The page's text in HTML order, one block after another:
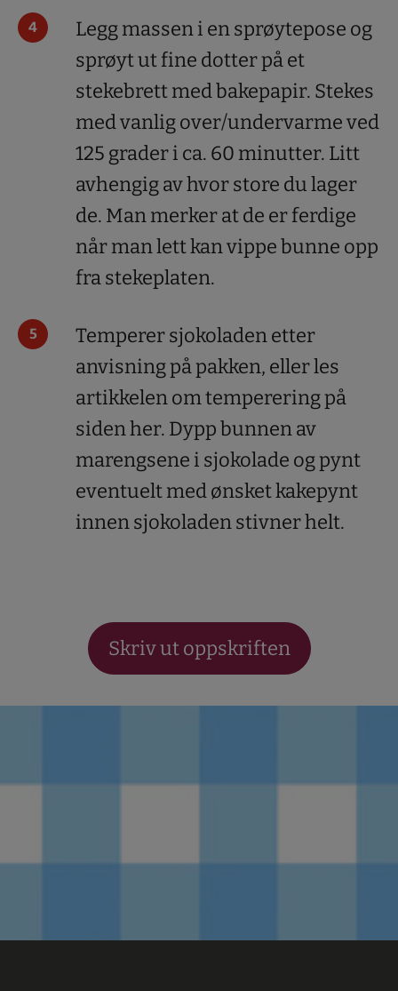
Legg massen i en sprøytepose og
sprøyt ut fine dotter på et
stekebrett med bakepapir. Stekes
med vanlig over/undervarme ved
125 grader i ca. 60 minutter. Litt
avhengig av hvor store du lager
de. Man merker at de er ferdige
når man lett kan vippe bunne opp
fra stekeplaten.
Temperer sjokoladen etter
anvisning på pakken, eller les
artikkelen om temperering på
siden her. Dypp bunnen av
marengsene i sjokolade og pynt
eventuelt med ønsket kakepynt
innen sjokoladen stivner helt.
Skriv ut oppskriften